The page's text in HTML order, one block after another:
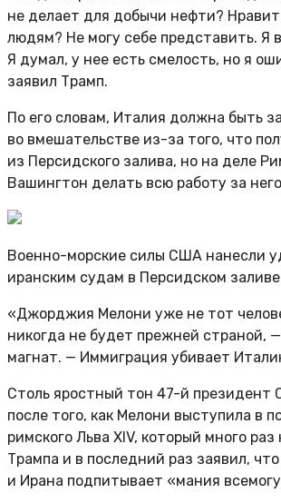
не делает для добычи нефти?
людям? Не могу себе представить. Я
Я думал, у нее есть смелость, но я
заявил Трамп.
По его словам, Италия должна быть
во вмешательстве из-за того, что
из Персидского залива, но на деле
Вашингтон делать всю работу за
Военно-морские силы США нанесли
иранским судам в Персидском
«Джорджия Мелони уже не тот
никогда не будет прежней страной,
магнат. — Иммиграция убивает
Столь яростный тон 47-й президент
после того, как Мелони выступила в
римского Льва XIV, который много раз
Трампа и в последний раз заявил,
и Ирана подпитывает «мания